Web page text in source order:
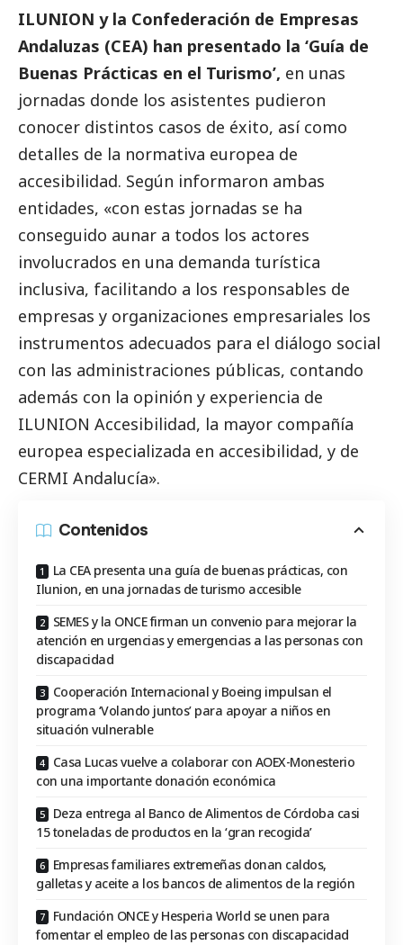
ILUNION y la Confederación de Empresas
Andaluzas (CEA) han presentado la ‘Guía de
Buenas Prácticas en el Turismo’, en unas
jornadas donde los asistentes pudieron
conocer distintos casos de éxito, así como
detalles de la normativa europea de
accesibilidad. Según informaron ambas
entidades, «con estas jornadas se ha
conseguido aunar a todos los actores
involucrados en una demanda turística
inclusiva, facilitando a los responsables de
empresas y organizaciones empresariales los
instrumentos adecuados para el diálogo social
con las administraciones públicas, contando
además con la opinión y experiencia de
ILUNION Accesibilidad, la mayor compañía
europea especializada en accesibilidad, y de
CERMI Andalucía».
Contenidos
La CEA presenta una guía de buenas prácticas, con
Ilunion, en una jornadas de turismo accesible
SEMES y la ONCE firman un convenio para mejorar la
atención en urgencias y emergencias a las personas con
discapacidad
Cooperación Internacional y Boeing impulsan el
programa ‘Volando juntos’ para apoyar a niños en
situación vulnerable
Casa Lucas vuelve a colaborar con AOEX-Monesterio
con una importante donación económica
Deza entrega al Banco de Alimentos de Córdoba casi
15 toneladas de productos en la ‘gran recogida’
Empresas familiares extremeñas donan caldos,
galletas y aceite a los bancos de alimentos de la región
Fundación ONCE y Hesperia World se unen para
fomentar el empleo de las personas con discapacidad